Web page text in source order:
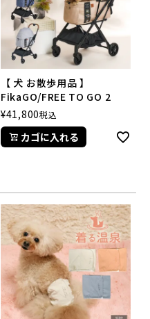
【 犬 お散歩用品 】
FikaGO/FREE TO GO 2
¥41,800税込
カゴに入れる